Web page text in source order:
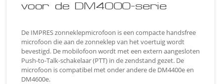
voor de DM4000-serie
De IMPRES zonneklepmicrofoon is een compacte handsfree
microfoon die aan de zonneklep van het voertuig wordt
bevestigd. De mobilofoon wordt met een extern aangesloten
Push-to-Talk-schakelaar (PTT) in de zendstand gezet. De
microfoon is compatibel met onder andere de DM4400e en
DM4600e.